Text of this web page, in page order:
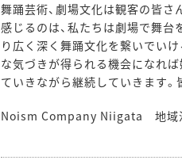
舞踊芸術、劇場文化は観客の皆
感じるのは、私たちは劇場で舞台
り広く深く舞踊文化を繋いでい
な気づきが得られる機会になれ
ていきながら継続していきます。
Noism Company Niigata 地域